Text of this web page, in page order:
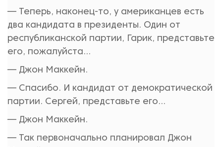
— Теперь, наконец-то, у американцев есть
два кандидата в президенты. Один от
республиканской партии, Гарик, представьте
его, пожалуйста...
— Джон Маккейн.
— Спасибо. И кандидат от демократической
партии. Сергей, представьте его...
— Джон Маккейн.
— Так первоначально планировал Джон